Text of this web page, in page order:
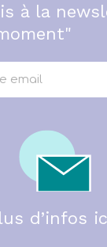
à la
d’infos